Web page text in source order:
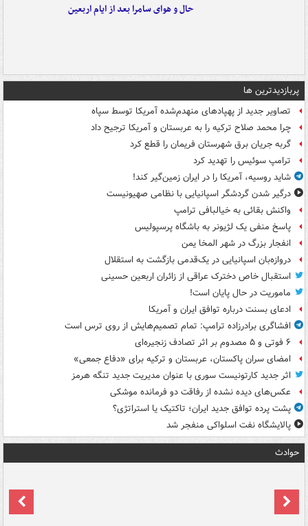
حال و هوای سامرا بعد از ایام اربعین
پربازدیدترین ها
تصاویر جدید از پهپادهای منهدم‌شده آمریکا توسط سپاه
چرا محمد صلاح ترکیه را به عربستان و آمریکا ترجیح داد
گربه جریان برق شهرستان فریمان را قطع کرد
ترامپ سوئیس را تهدید کرد
شاید روسیه، آمریکا را در ایران زمین‌گیر کند!
درگیر شدن گردشگر اسپانیایی با نظامی صهیونیست
واکنش بقائی به خیالبافی ترامپ
پاسخ منفی یک لژیونر به باشگاه پرسپولیس
انفجار بزرگ در شهر المخا یمن
دروازه‌بان اسپانیایی در یک‌قدمی بازگشت به استقلال
استقبال خاص دخترک عراقی از زائران اربعین حسینی
ماموریت در حال پایان است!
ادعای بسنت درباره توافق ایران و آمریکا
افشاگری برادرزاده ترامپ: تمام تصمیم‌هایش از روی ترس است
۶ فوتی و ۵ مصدوم بر اثر تصادف زنجیره‌ای
امضای سران پاکستان، عربستان و ترکیه برای «دفاع جمعی»
اثر جدید کارتونیست سوری با عنوان مدیریت جدید تنگه هرمز
عکس‌های دیده نشده از رفاقت دو فرمانده‌ موشکی
پشت پرده توافق جدید ایران؛ تاکتیک یا استراتژی؟
پالایشگاه نفت اسلواکی منفجر شد
حوادث